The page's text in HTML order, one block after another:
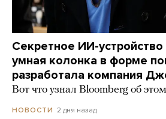
Секретное ИИ-
умная колонка в форме
разработала компания
Вот что узнал Bloomberg об
НОВОСТИ 2 дня назад